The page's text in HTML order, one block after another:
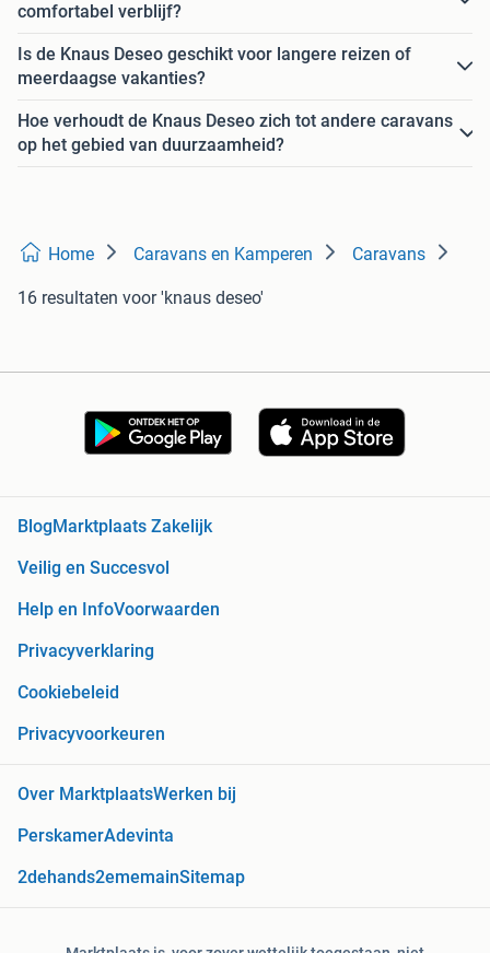
comfortabel verblijf?
Is de Knaus Deseo geschikt voor langere reizen of
meerdaagse vakanties?
Hoe verhoudt de Knaus Deseo zich tot andere caravans
op het gebied van duurzaamheid?
Home Caravans en Kamperen Caravans
16 resultaten voor 'knaus deseo'
BlogMarktplaats Zakelijk
Veilig en Succesvol
Help en InfoVoorwaarden
Privacyverklaring
Cookiebeleid
Privacyvoorkeuren
Over MarktplaatsWerken bij
PerskamerAdevinta
2dehands2ememainSitemap